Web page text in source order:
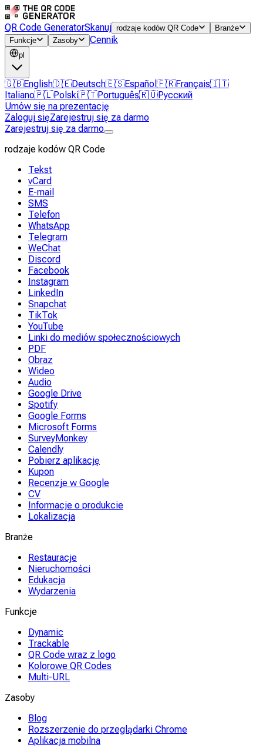
QR Code GeneratorSkanuj rodzaje kodów QR Code
Branże
Funkcje
Zasoby Cennik
pl
🇬🇧English🇩🇪Deutsch🇪🇸Español 🇫🇷Français🇮🇹
Italiano🇵🇱Polski🇵🇹Português🇷🇺Русский
Umów się na prezentację
Zaloguj sięZarejestruj się za darmo
Zarejestruj się za darmo
rodzaje kodów QR Code
Tekst
vCard
E-mail
SMS
Telefon
WhatsApp
Telegram
WeChat
Discord
Facebook
Instagram
LinkedIn
Snapchat
TikTok
YouTube
Linki do mediów społecznościowych
PDF
Obraz
Wideo
Audio
Google Drive
Spotify
Google Forms
Microsoft Forms
SurveyMonkey
Calendly
Pobierz aplikację
Kupon
Recenzje w Google
CV
Informacje o produkcie
Lokalizacja
Branże
Restauracje
Nieruchomości
Edukacja
Wydarzenia
Funkcje
Dynamic
Trackable
QR Code wraz z logo
Kolorowe QR Codes
Multi-URL
Zasoby
Blog
Rozszerzenie do przeglądarki Chrome
Aplikacja mobilna